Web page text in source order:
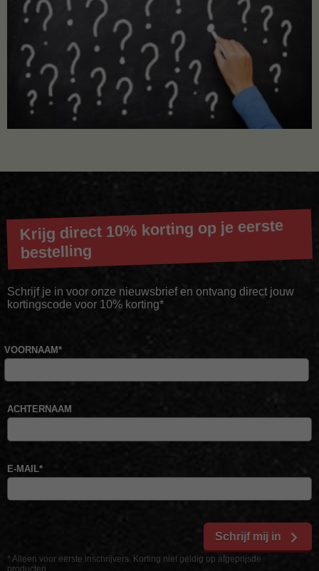
Krijg direct 10% korting op je eerste
bestelling
Schrijf je in voor onze nieuwsbrief en ontvang direct jouw
kortingscode voor 10% korting*
* Alleen voor eerste inschrijvers. Korting niet geldig op afgeprijsde
producten
VOORNAAM*
ACHTERNAAM
E-MAIL*
Schrijf mij in